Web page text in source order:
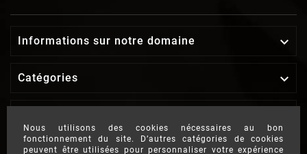
Nous utilisons des cookies nécessaires au bon
fonctionnement du site. D’autres catégories de cookies
peuvent être utilisées pour personnaliser votre expérience
Informations sur notre domaine 
Catégories 